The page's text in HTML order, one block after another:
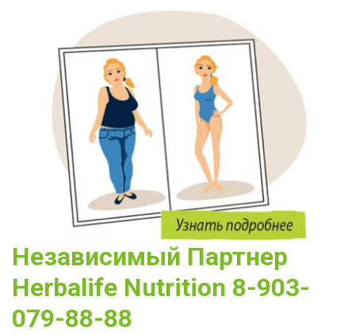
Независимый Партнер
Herbalife Nutrition 8-903-
079-88-88